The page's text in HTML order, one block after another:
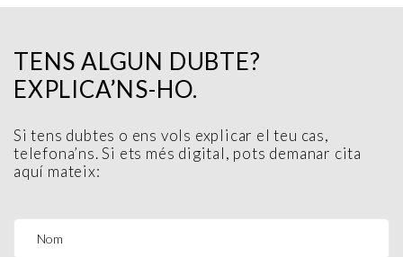
TENS ALGUN DUBTE?
EXPLICA’NS-HO.
Si tens dubtes o ens vols explicar el teu cas,
telefona’ns. Si ets més digital, pots demanar cita
aquí mateix: